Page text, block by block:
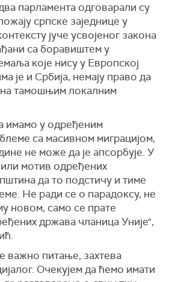
парламента одговарали су
српске заједнице у
јуче усвојеног закона
са боравиштем у
које нису у Европској
је и Србија, немају право да
на тамошњим локалним
имамо у одређеним
са масивном миграцијом,
не може да је апсорбује. У
мотив одређених
да то подстичу и тиме
Не ради се о парадоксу, не
новом, само се прате
држава чланица Уније",
важно питање, захтева
Очекујем да ћемо имати